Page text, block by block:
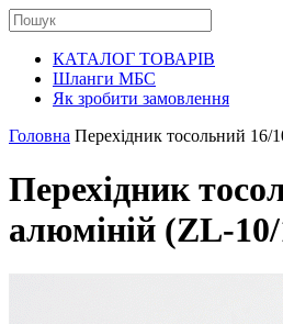
КАТАЛОГ ТОВАРІВ
Шланги МБС
Як зробити замовлення
Головна Перехідник тосольний 16/
Перехідник
алюміній (ZL-